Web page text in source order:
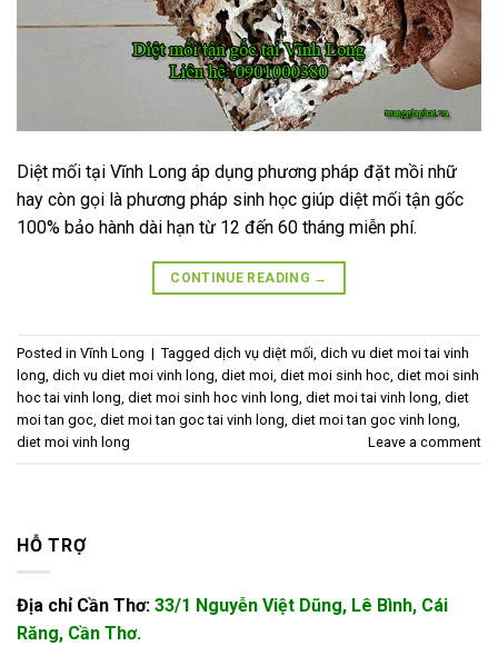
Diệt mối tại Vĩnh Long áp dụng phương pháp đặt mồi nhữ
hay còn gọi là phương pháp sinh học giúp diệt mối tận gốc
100% bảo hành dài hạn từ 12 đến 60 tháng miễn phí.
CONTINUE READING →
Posted in Vĩnh Long | Tagged dịch vụ diệt mối, dich vu diet moi tai vinh
long, dich vu diet moi vinh long, diet moi, diet moi sinh hoc, diet moi sinh
hoc tai vinh long, diet moi sinh hoc vinh long, diet moi tai vinh long, diet
moi tan goc, diet moi tan goc tai vinh long, diet moi tan goc vinh long,
diet moi vinh long
Leave a comment
HỖ TRỢ
Địa chỉ Cần Thơ: 33/1 Nguyễn Việt Dũng, Lê Bình, Cái
Răng, Cần Thơ.